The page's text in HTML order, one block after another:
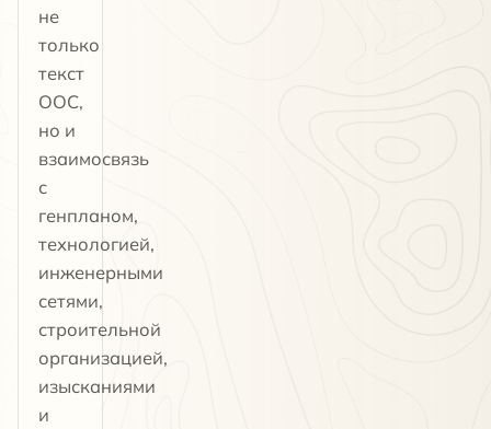
не
только
текст
ООС,
но и
взаимосвязь
с
генпланом,
технологией,
инженерными
сетями,
строительной
организацией,
изысканиями
и